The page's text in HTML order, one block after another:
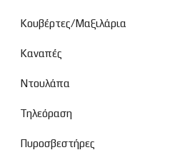
Κουβέρτες/Μαξιλάρια
Καναπές
Ντουλάπα
Τηλεόραση
Πυροσβεστήρες